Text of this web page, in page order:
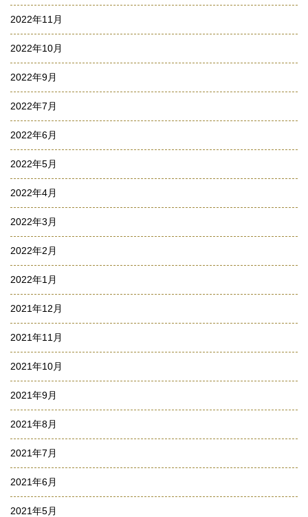
2022年11月
2022年10月
2022年9月
2022年7月
2022年6月
2022年5月
2022年4月
2022年3月
2022年2月
2022年1月
2021年12月
2021年11月
2021年10月
2021年9月
2021年8月
2021年7月
2021年6月
2021年5月